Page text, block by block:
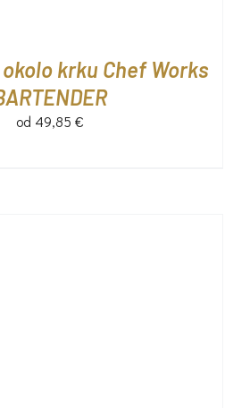
krku Chef Works
od 49,85 €